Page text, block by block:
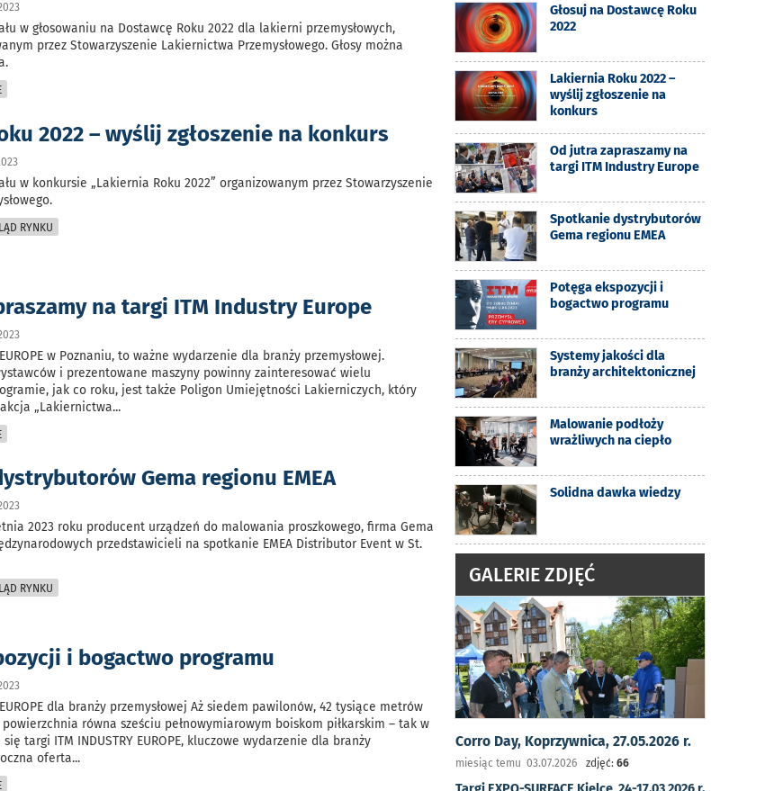
w głosowaniu na Dostawcę Roku 2022 dla lakierni przemysłowych,
przez Stowarzyszenie Lakiernictwa Przemysłowego. Głosy można
2022 – wyślij zgłoszenie na konkurs
w konkursie „Lakiernia Roku 2022” organizowanym przez Stowarzyszenie
RYNKU
na targi ITM Industry Europe
EUROPE w Poznaniu, to ważne wydarzenie dla branży przemysłowej.
i prezentowane maszyny powinny zainteresować wielu
jak co roku, jest także Poligon Umiejętności Lakierniczych, który
„Lakiernictwa...
Gema regionu EMEA
2023 roku producent urządzeń do malowania proszkowego, firma Gema
przedstawicieli na spotkanie EMEA Distributor Event w St.
RYNKU
i bogactwo programu
EUROPE dla branży przemysłowej Aż siedem pawilonów, 42 tysiące metrów
równa sześciu pełnowymiarowym boiskom piłkarskim – tak w
targi ITM INDUSTRY EUROPE, kluczowe wydarzenie dla branży
oferta...
Głosuj na Dostawcę Roku
2022
Lakiernia Roku 2022 –
wyślij zgłoszenie na
konkurs
Od jutra zapraszamy na
targi ITM Industry Europe
Spotkanie dystrybutorów
Gema regionu EMEA
Potęga ekspozycji i
bogactwo programu
Systemy jakości dla
branży architektonicznej
Malowanie podłoży
wrażliwych na ciepło
Solidna dawka wiedzy
GALERIE ZDJĘĆ
Corro Day, Koprzywnica, 27.05.2026 r.
miesiąc temu 03.07.2026 zdjęć: 66